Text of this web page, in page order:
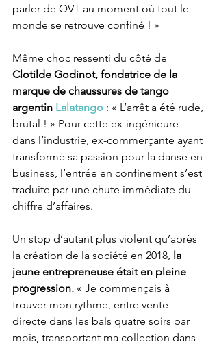
parler de QVT au moment où tout le
monde se retrouve confiné ! »
Même choc ressenti du côté de
Clotilde Godinot, fondatrice de la
marque de chaussures de tango
argentin Lalatango : « L’arrêt a été rude,
brutal ! » Pour cette ex-ingénieure
dans l’industrie, ex-commerçante ayant
transformé sa passion pour la danse en
business, l’entrée en confinement s’est
traduite par une chute immédiate du
chiffre d’affaires.
Un stop d’autant plus violent qu’après
la création de la société en 2018, la
jeune entrepreneuse était en pleine
progression. « Je commençais à
trouver mon rythme, entre vente
directe dans les bals quatre soirs par
mois, transportant ma collection dans